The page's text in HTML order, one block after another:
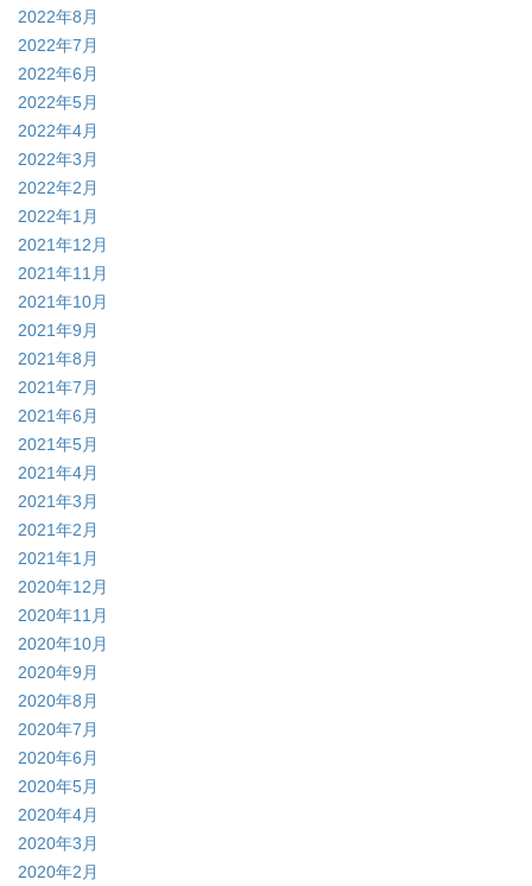
2022年8月
2022年7月
2022年6月
2022年5月
2022年4月
2022年3月
2022年2月
2022年1月
2021年12月
2021年11月
2021年10月
2021年9月
2021年8月
2021年7月
2021年6月
2021年5月
2021年4月
2021年3月
2021年2月
2021年1月
2020年12月
2020年11月
2020年10月
2020年9月
2020年8月
2020年7月
2020年6月
2020年5月
2020年4月
2020年3月
2020年2月